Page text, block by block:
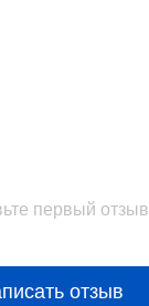
первый отзыв
отзыв